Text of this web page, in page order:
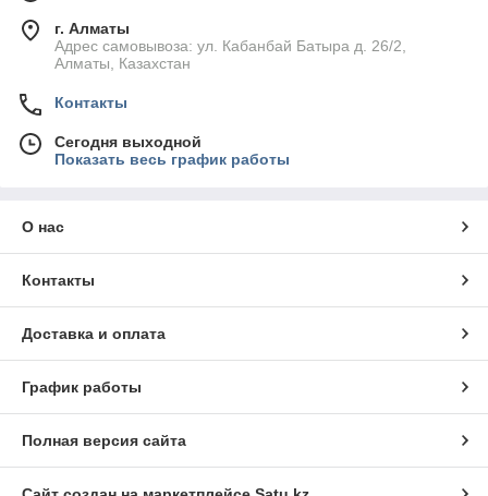
г. Алматы
Адрес самовывоза: ул. Кабанбай Батыра д. 26/2,
Алматы, Казахстан
Контакты
Сегодня выходной
Показать весь график работы
О нас
Контакты
Доставка и оплата
График работы
Полная версия сайта